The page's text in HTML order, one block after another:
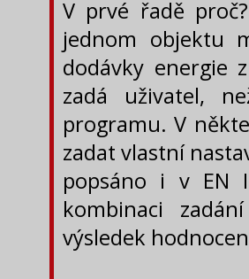
V prvé řadě
jednom objektu
dodávky energie
zadá uživatel,
programu. V
zadat vlastní
popsáno i v EN
kombinaci
výsledek